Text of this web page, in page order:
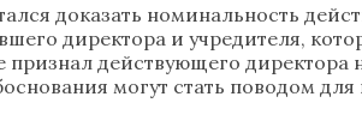
доказать номинальность
директора и учредителя,
действующего
могут стать поводом